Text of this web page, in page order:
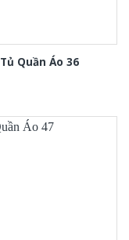
Tủ Quần Áo 36